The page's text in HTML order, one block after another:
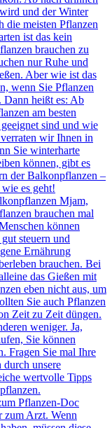
und der Winter
die meisten Pflanzen
ist das kein
brauchen zu
nur Ruhe und
Aber wie ist das
wenn Sie Pflanzen
Dann heißt es: Ab
am besten
sind und wie
wir Ihnen in
Sie winterharte
können, gibt es
der Balkonpflanzen –
es geht!
Mjam,
brauchen mal
können
steuern und
Ernährung
brauchen. Bei
das Gießen mit
eben nicht aus, um
Sie auch Pflanzen
Zeit zu Zeit düngen.
weniger. Ja,
Sie können
Fragen Sie mal Ihre
durch unsere
wertvolle Tipps
Pflanzen-Doc
zum Arzt. Wenn